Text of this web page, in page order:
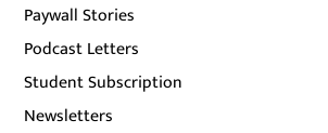
Paywall Stories
Podcast Letters
Student Subscription
Newsletters